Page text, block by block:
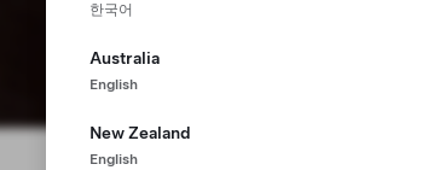
한국어
Australia
English
New Zealand
English